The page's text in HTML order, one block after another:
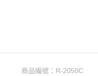
商品編號： R-2050C